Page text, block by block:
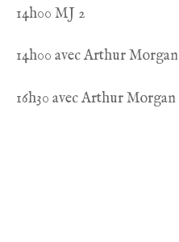
14h00 MJ 2
14h00 avec Arthur Morgan
16h30 avec Arthur Morgan